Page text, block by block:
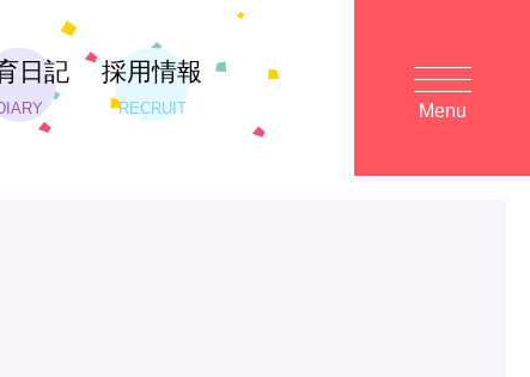
日記 採用情報
RECRUIT Menu